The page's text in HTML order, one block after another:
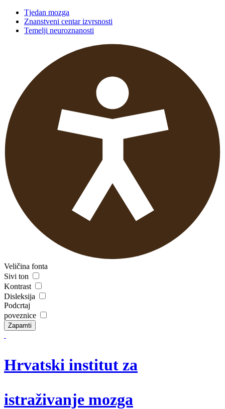
Tjedan mozga
Znanstveni centar izvrsnosti
Temelji neuroznanosti
Veličina fonta
Sivi ton
Kontrast
Disleksija
Podcrtaj
poveznice
Zapamti
Hrvatski institut za
istraživanje mozga